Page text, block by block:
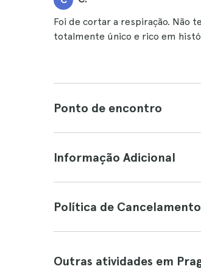
Foi de cortar a respiração. Não
totalmente único e rico em
Ponto de encontro
Informação Adicional
Política de Cancelamento
Outras atividades em